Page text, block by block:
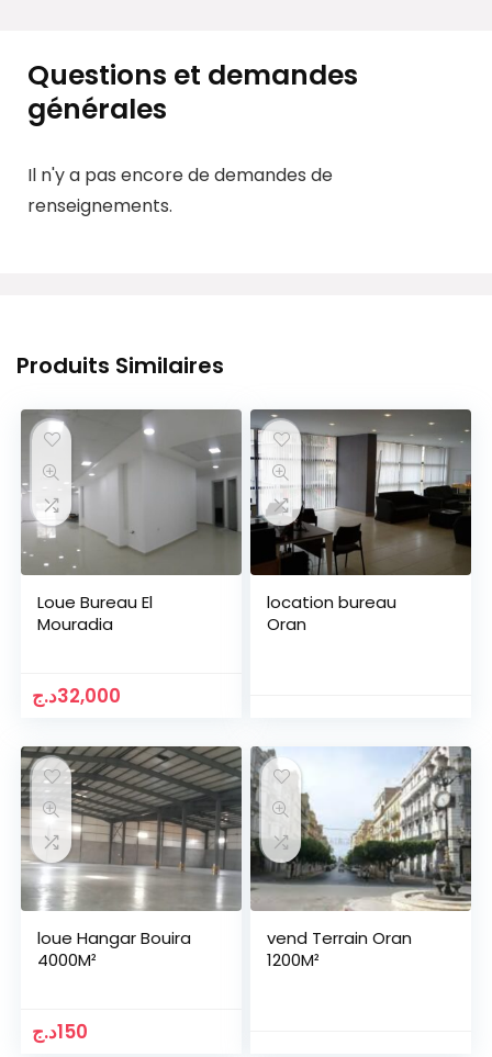
Questions et demandes
générales
Il n'y a pas encore de demandes de
renseignements.
Produits Similaires
Loue Bureau El
Mouradia
32,000د.ج
location bureau
Oran
loue Hangar Bouira
4000M²
150د.ج
vend Terrain Oran
1200M²